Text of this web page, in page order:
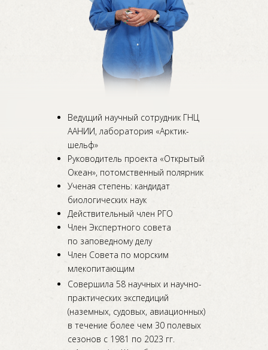
Ведущий научный сотрудник ГНЦ
ААНИИ, лаборатория «Арктик-
шельф»
Руководитель проекта «Открытый
Океан», потомственный полярник
Ученая степень: кандидат
биологических наук
Действительный член РГО
Член Экспертного совета
по заповедному делу
Член Совета по морским
млекопитающим
Совершила 58 научных и научно-
практических экспедиций
(наземных, судовых, авиационных)
в течение более чем 30 полевых
сезонов с 1981 по 2023 гг.